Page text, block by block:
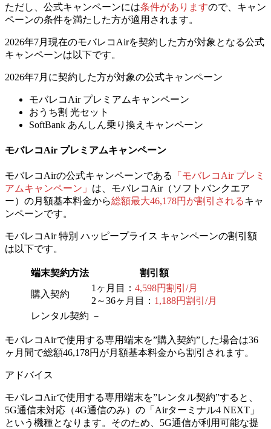
ただし、 公式キャンペーンには条件がありますので、キャン
ペーンの条件を満たした方が適用されます。
2026年7月現在のモバレコAirを契約した方が対象となる公式
キャンペーンは以下です。
2026年7月に契約した方が対象の公式キャンペーン
モバレコAir プレミアムキャンペーン
おうち割 光セット
SoftBank あんしん乗り換えキャンペーン
モバレコAir プレミアムキャンペーン
モバレコAirの公式キャンペーンである
「モバレコAir プレミ
アムキャンペーン」 は、 モバレコAir（ソフトバンクエア
ー）の月額基本料金から総額最大46,178円が割引されるキャ
ンペーンです。
モバレコAir 特別 ハッピープライス キャンペーンの割引額
は以下です。
端末契約方法 割引額
購入契約
1ヶ月目： 4,598円割引/月
2～36ヶ月目： 1,188円割引/月
レンタル契約 －
モバレコAirで使用する専用端末を”購入契約”した場合は36
ヶ月間で総額46,178円が月額基本料金から割引されます。
アドバイス
モバレコAirで使用する専用端末を”レンタル契約”すると、
5G通信未対応（4G通信のみ）の「Airターミナル4 NEXT」
という機種となります。そのため、5G通信が利用可能な提